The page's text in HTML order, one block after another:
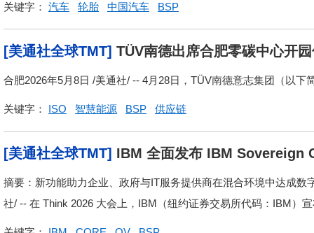
关键字： 汽车 轮胎 中国汽车 BSP
[美通社全球TMT] TÜV南德出席合肥零碳中心开
合肥2026年5月8日 /美通社/ -- 4月28日，TÜV南德意志集团（以
关键字： ISO 智慧能源 BSP 供应链
[美通社全球TMT] IBM 全面发布 IBM Sovereign
摘要：新功能助力企业、政府与IT服务提供商在混合环境中达成
社/ -- 在 Think 2026 大会上，IBM（纽约证券交易所代码：IBM）